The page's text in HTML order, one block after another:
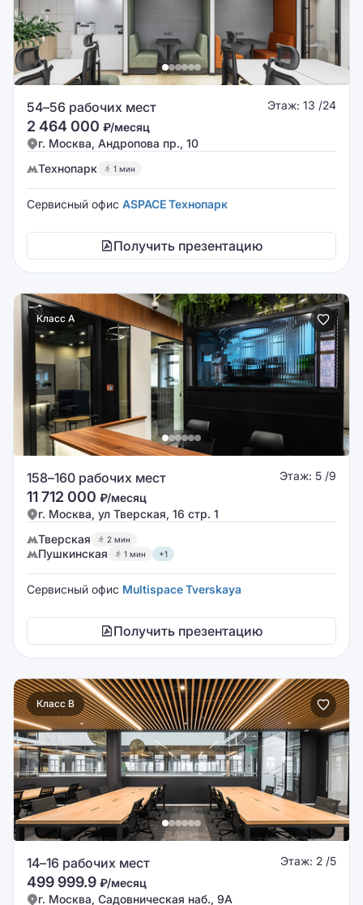
54–56 рабочих мест Этаж: 13 /24
2 464 000 ₽/месяц
г. Москва, Андропова пр., 10
Технопарк
1 мин
Сервисный офис ASPACE Технопарк
Получить презентацию
Класс A
158–160 рабочих мест Этаж: 5 /9
11 712 000 ₽/месяц
г. Москва, ул Тверская, 16 стр. 1
Тверская
2 мин
Пушкинская 1 мин +1
Сервисный офис Multispace Tverskaya
Получить презентацию
Класс B
14–16 рабочих мест Этаж: 2 /5
499 999.9 ₽/месяц
г. Москва, Садовническая наб., 9А